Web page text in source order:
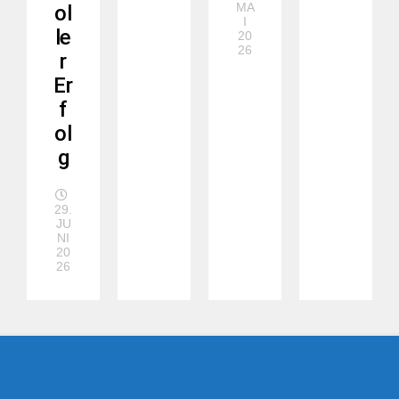
ol
le
r
Er
f
ol
g
29.
JU
NI
20
26
MA
I
20
26